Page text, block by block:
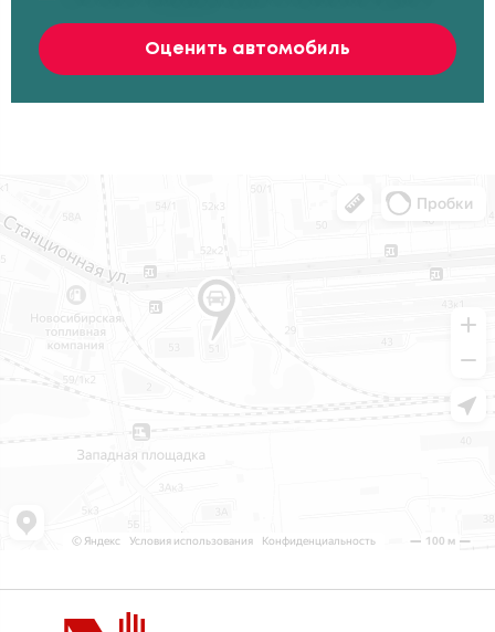
Оценить автомобиль